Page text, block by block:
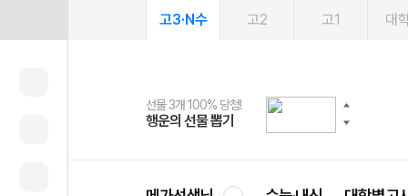
고3·N수 고2 고1 대
선물 3개 100% 당첨!
행운의 선물 뽑기
선물 100% 증정!
메가스터디 X 올리브
여름방학 스터디 캐시백
메가런 썸머스쿨
2027 러셀 단과
강사 공개선발
스마트러닝앱
설문 EVENT
메가패스
3일 무료 체험권
메가패스 수강생 무료혜택!
메가클럽 멤버십
사회공헌 캠페인
희망이룸 메가나눔